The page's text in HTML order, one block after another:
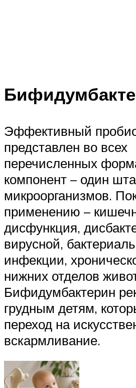
Эффективный
представлен во всех
перечисленных
компонент – один
микроорганизмов.
применению –
дисфункция,
вирусной,
инфекции,
нижних отделов
Бифидумбактерин
грудным детям,
переход на
вскармливание.